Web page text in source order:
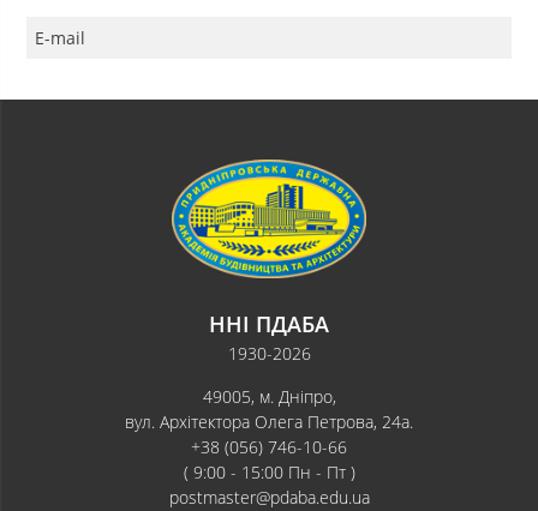
E-mail
ННІ ПДАБА
1930-2026
49005, м. Дніпро,
вул. Архітектора Олега Петрова, 24а.
+38 (056) 746-10-66
( 9:00 - 15:00 Пн - Пт )
postmaster@pdaba.edu.ua